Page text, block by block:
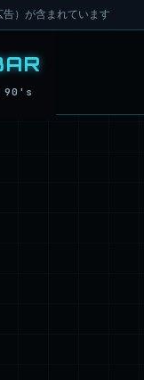
）が含まれています